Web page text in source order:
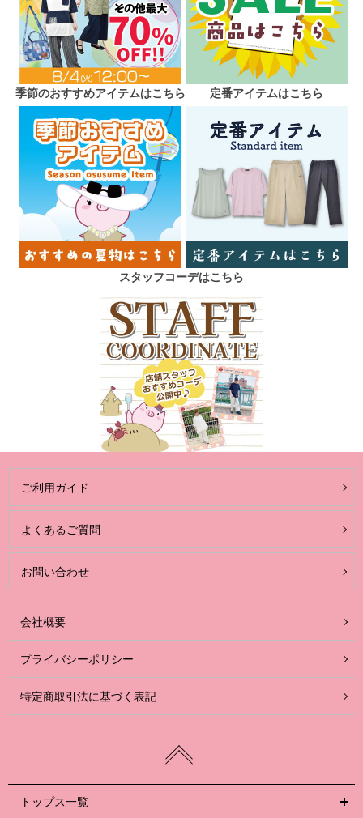
季節のおすすめアイテムはこちら 定番アイテムはこちら
スタッフコーデはこちら
ご利用ガイド
よくあるご質問
お問い合わせ
会社概要
プライバシーポリシー
特定商取引法に基づく表記
トップス一覧